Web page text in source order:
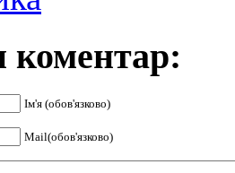
Ім'я (обов'язково)
Mail(обов'язково)